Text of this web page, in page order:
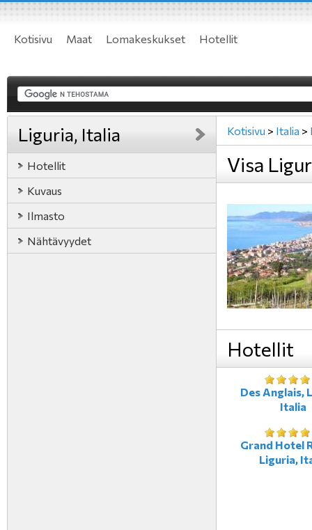
Kotisivu Maat Lomakeskukset Hotellit
Liguria, Italia
Hotellit
Kuvaus
Ilmasto
Nähtävyydet
Kotisivu > Italia >
Visa
Hotellit
Des Anglais,
Italia
Grand Hotel
Liguria,